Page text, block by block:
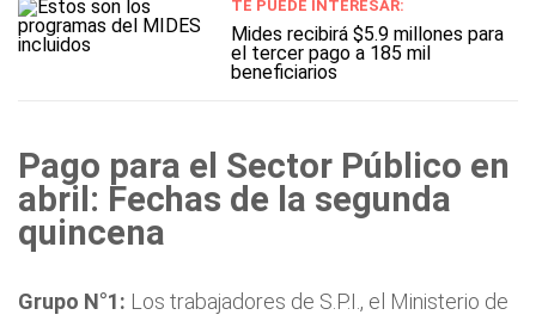
TE PUEDE INTERESAR:
Mides recibirá $5.9 millones para
el tercer pago a 185 mil
beneficiarios
Pago para el Sector Público en
abril: Fechas de la segunda
quincena
Grupo N°1: Los trabajadores de S.P.I., el Ministerio de